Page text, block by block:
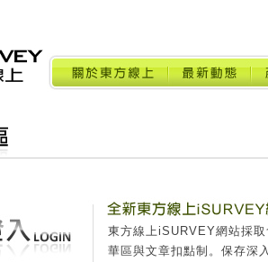
東方線上iSURVEY網站採
華區與文章扣點制。保存深